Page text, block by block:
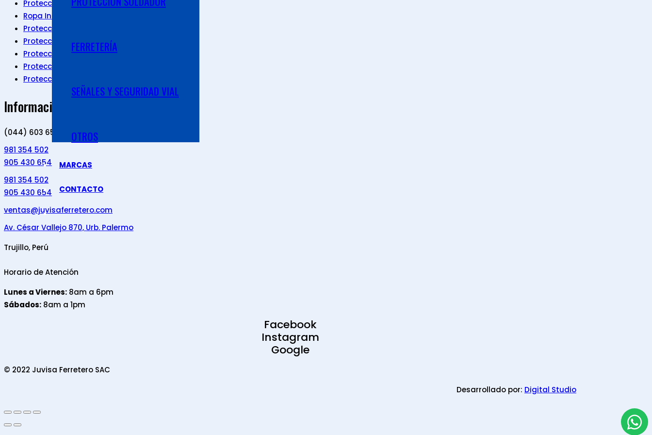
FERRETERÍA
SEÑALES Y SEGURIDAD VIAL
OTROS
MARCAS
CONTACTO
Protección Cabeza
Ropa Industrial
Protección Pies
Protección Manos
Protección Respiratoria
Protección Visual
Protección Corporal
Información de Contacto
(044) 603 659
981 354 502
905 430 654
981 354 502
905 430 654
ventas@juvisaferretero.com
Av. César Vallejo 870, Urb. Palermo
Trujillo, Perú
Horario de Atención
Lunes a Viernes: 8am a 6pm
Sábados: 8am a 1pm
Facebook
Instagram
Google
© 2022 Juvisa Ferretero SAC
Desarrollado por: Digital Studio